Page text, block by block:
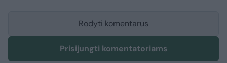
Rodyti komentarus
Prisijungti komentatoriams